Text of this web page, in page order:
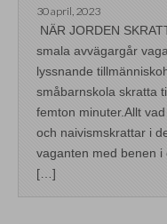
30 april, 2023
NÄR JORDEN
smala avvägargår
lyssnande
småbarnskola skratta
femton minuter.Allt
och naivismskrattar i
vaganten med benen i
[…]